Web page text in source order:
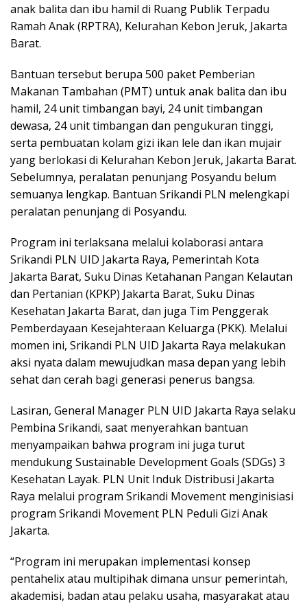
anak balita dan ibu hamil di Ruang Publik Terpadu
Ramah Anak (RPTRA), Kelurahan Kebon Jeruk, Jakarta
Barat.
Bantuan tersebut berupa 500 paket Pemberian
Makanan Tambahan (PMT) untuk anak balita dan ibu
hamil, 24 unit timbangan bayi, 24 unit timbangan
dewasa, 24 unit timbangan dan pengukuran tinggi,
serta pembuatan kolam gizi ikan lele dan ikan mujair
yang berlokasi di Kelurahan Kebon Jeruk, Jakarta Barat.
Sebelumnya, peralatan penunjang Posyandu belum
semuanya lengkap. Bantuan Srikandi PLN melengkapi
peralatan penunjang di Posyandu.
Program ini terlaksana melalui kolaborasi antara
Srikandi PLN UID Jakarta Raya, Pemerintah Kota
Jakarta Barat, Suku Dinas Ketahanan Pangan Kelautan
dan Pertanian (KPKP) Jakarta Barat, Suku Dinas
Kesehatan Jakarta Barat, dan juga Tim Penggerak
Pemberdayaan Kesejahteraan Keluarga (PKK). Melalui
momen ini, Srikandi PLN UID Jakarta Raya melakukan
aksi nyata dalam mewujudkan masa depan yang lebih
sehat dan cerah bagi generasi penerus bangsa.
Lasiran, General Manager PLN UID Jakarta Raya selaku
Pembina Srikandi, saat menyerahkan bantuan
menyampaikan bahwa program ini juga turut
mendukung Sustainable Development Goals (SDGs) 3
Kesehatan Layak. PLN Unit Induk Distribusi Jakarta
Raya melalui program Srikandi Movement menginisiasi
program Srikandi Movement PLN Peduli Gizi Anak
Jakarta.
“Program ini merupakan implementasi konsep
pentahelix atau multipihak dimana unsur pemerintah,
akademisi, badan atau pelaku usaha, masyarakat atau